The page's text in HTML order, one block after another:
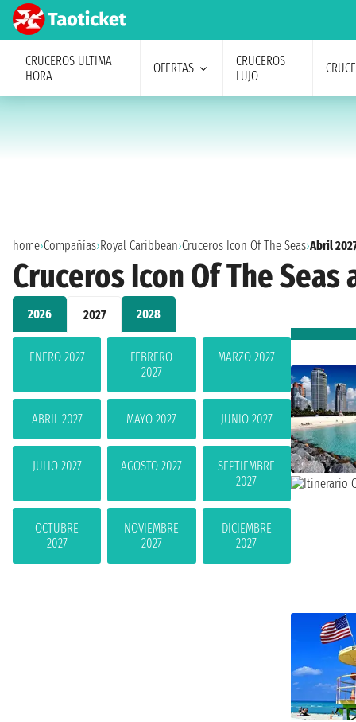
CRUCEROS ULTIMA
HORA
OFERTAS
CRUCEROS
LUJO
home›Compañías›Royal Caribbean›Cruceros Icon Of The Seas›Abril
Cruceros Icon Of The Seas
2026 2027 2028
ENERO 2027
FEBRERO
2027
MARZO 2027
ABRIL 2027 MAYO 2027 JUNIO 2027
JULIO 2027 AGOSTO 2027
SEPTIEMBRE
2027
OCTUBRE
2027
NOVIEMBRE
2027
DICIEMBRE
2027